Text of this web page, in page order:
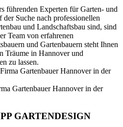
führenden Experten für Garten- und
Suche nach professionellen
und Landschaftsbau sind, sind
Team von erfahrenen
und Gartenbauern steht Ihnen
Träume in Hannover und
zu lassen.
Gartenbauer Hannover in der
GARTENDESIGN